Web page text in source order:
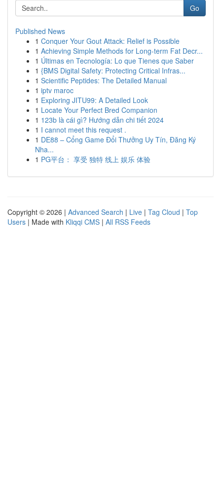
Go
Published News
1 Conquer Your Gout Attack: Relief is Possible
1 Achieving Simple Methods for Long-term Fat Decr...
1 Últimas en Tecnología: Lo que Tienes que Saber
1 {BMS Digital Safety: Protecting Critical Infras...
1 Scientific Peptides: The Detailed Manual
1 iptv maroc
1 Exploring JITU99: A Detailed Look
1 Locate Your Perfect Bred Companion
1 123b là cái gì? Hướng dẫn chi tiết 2024
1 I cannot meet this request .
1 DE88 – Cổng Game Đổi Thưởng Uy Tín, Đăng Ký
Nha...
1 PG平台： 享受 独特 线上 娱乐 体验
Copyright © 2026 | Advanced Search | Live | Tag Cloud | Top
Users | Made with Kliqqi CMS | All RSS Feeds